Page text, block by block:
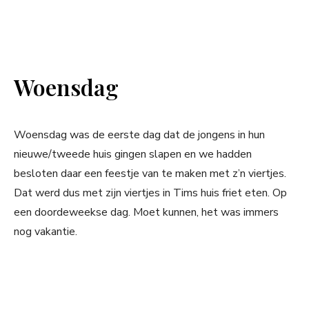
Woensdag
Woensdag was de eerste dag dat de jongens in hun
nieuwe/tweede huis gingen slapen en we hadden
besloten daar een feestje van te maken met z’n viertjes.
Dat werd dus met zijn viertjes in Tims huis friet eten. Op
een doordeweekse dag. Moet kunnen, het was immers
nog vakantie.